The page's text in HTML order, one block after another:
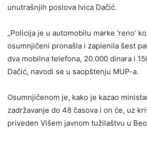
unutrašnjih poslova Ivica Dačić.
„Policija je u automobilu marke ‘reno’
osumnjičeni pronašla i zaplenila šest
dva mobilna telefona, 20.000 dinara i
Dačić, navodi se u saopštenju MUP-a.
Osumnjičenom je, kako je kazao
zadržavanje do 48 časova i on će, uz
priveden Višem javnom tužilaštvu u